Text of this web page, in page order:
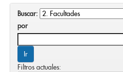
Buscar:
por
Filtros actuales: